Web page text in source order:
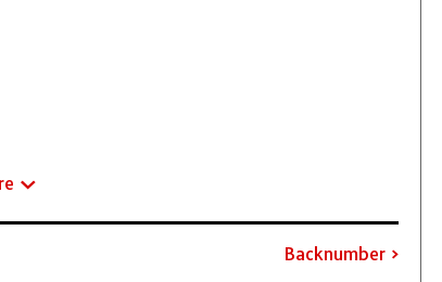
Backnumber